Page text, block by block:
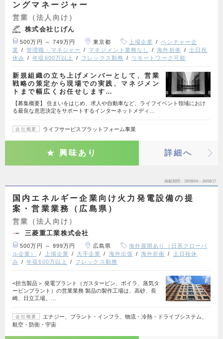
ングマネージャー
営業（法人向け）
株式会社じげん
500万円 ～ 749万円 東京都 上場企業
ベンチャー企
業
管理職・マネジャー マネジメント業務なし 海外折衝
土日祝
休み
年収600万以上 フレックス勤務 リモートワーク可能
新規組織の立ち上げメンバーとして、営業
戦略の策定から現場での実践、マネジメン
トまで幅広くお任せします…
【募集概要】 住まいをはじめ、求人や自動車など、ライフイベント領域におけ
る最良な意思決定をサポートするインターネットメディ…
会社概要 ライフサービスプラットフォーム事業
興味あり 詳細へ
掲載期間 26/08/04～26/08/17
国内エネルギー企業向け火力発電設備の提
案・営業業務（広島県）
営業（法人向け）
三菱重工業株式会社
500万円 ～ 999万円 広島県
海外展開あり（日系グローバ
ル企業）
上場企業 大手企業 海外出張 海外折衝
土日祝休
み
年収600万以上 フレックス勤務
<担当製品＞ 発電プラント（ガスタービン、ボイラ、蒸気タ
ービンプラント）の営業業務 製品の製作工場は、高砂、長
崎、日立工場。…
会社概要
エナジー、プラント・インフラ、物流・冷熱・ドライブシステム、
航空・防衛・宇宙